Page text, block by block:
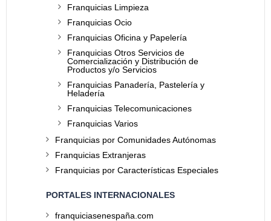
Franquicias Limpieza
Franquicias Ocio
Franquicias Oficina y Papelería
Franquicias Otros Servicios de
Comercialización y Distribución de
Productos y/o Servicios
Franquicias Panadería, Pastelería y
Heladería
Franquicias Telecomunicaciones
Franquicias Varios
Franquicias por Comunidades Autónomas
Franquicias Extranjeras
Franquicias por Características Especiales
PORTALES INTERNACIONALES
franquiciasenespaña.com